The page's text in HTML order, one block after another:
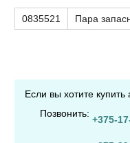
0835521 Пара
Если вы хотите
Позвонить:
+375-